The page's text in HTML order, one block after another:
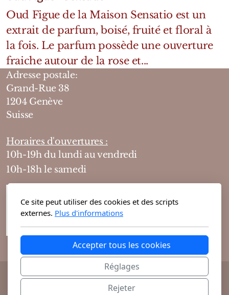
Oud Figue de la Maison Sensatio est un
extrait de parfum, boisé, fruité et floral à
la fois. Le parfum possède une ouverture
fraiche autour de la rose et...
Adresse postale:
Grand-Rue 38
1204 Genève
Suisse
Horaires d'ouvertures :
10h-19h du lundi au vendredi
10h-18h le samedi
@ 2026 Theodora Haute Parfumerie vous
propose ses parfums de niche et cosmétiques
Ce site peut utiliser des cookies et des scripts
externes. Plus d'informations
Accepter tous les cookies
Réglages
Rejeter